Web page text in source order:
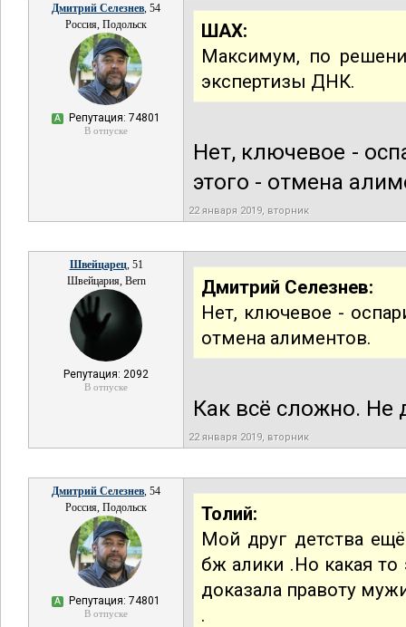
Дмитрий Селезнев, 54
Россия, Подольск
А Репутация: 74801
В отпуске
ШАХ:
Максимум, по
экспертизы ДНК.
Нет, ключевое -
этого - отмена
22 января 2019, вторник
Швейцарец, 51
Швейцария, Bern
Репутация: 2092
В отпуске
Дмитрий Селезнев:
Нет, ключевое -
отмена алиментов.
Как всё сложно. Не
22 января 2019, вторник
Дмитрий Селезнев, 54
Россия, Подольск
А Репутация: 74801
В отпуске
Толий:
Мой друг детства
бж алики .Но какая
доказала правоту
.